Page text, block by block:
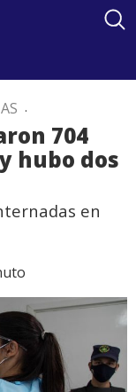
.
704
hubo dos
en